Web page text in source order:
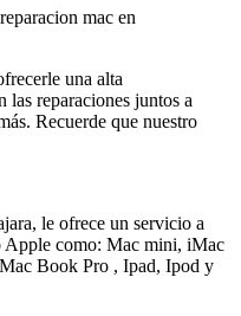
mac en
una alta
las reparaciones juntos a
Recuerde que nuestro
le ofrece un servicio a
Apple como: Mac mini, iMac
Book Pro , Ipad, Ipod y